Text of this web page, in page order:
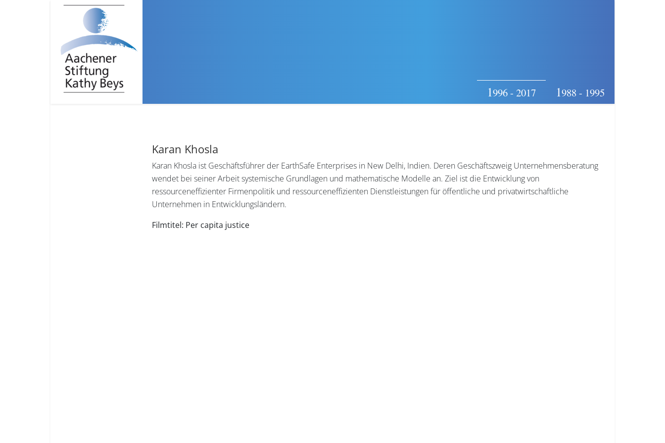
1996 - 2017 1988 - 1995
Karan Khosla
Karan Khosla ist Geschäftsführer der EarthSafe Enterprises in New Delhi, Indien. Deren Geschäftszweig Unternehmensberatung
wendet bei seiner Arbeit systemische Grundlagen und mathematische Modelle an. Ziel ist die Entwicklung von
ressourceneffizienter Firmenpolitik und ressourceneffizienten Dienstleistungen für öffentliche und privatwirtschaftliche
Unternehmen in Entwicklungsländern.
Filmtitel: Per capita justice